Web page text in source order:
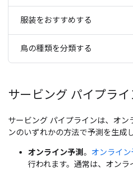
服装をおすすめする
鳥の種類を分類する
サービング パイプライ
サービング パイプラインは、オン
ンのいずれかの方法で予測を生成
オンライン予測。 オンライン
行われます。通常は、オン